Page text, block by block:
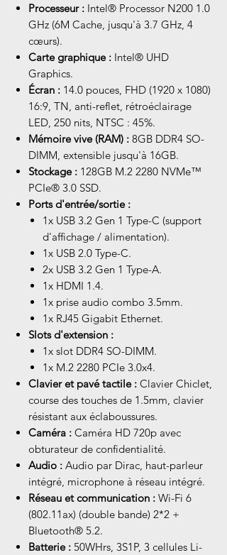
Processeur : Intel® Processor N200 1.0
GHz (6M Cache, jusqu'à 3.7 GHz, 4
cœurs).
Carte graphique : Intel® UHD
Graphics.
Écran : 14.0 pouces, FHD (1920 x 1080)
16:9, TN, anti-reflet, rétroéclairage
LED, 250 nits, NTSC : 45%.
Mémoire vive (RAM) : 8GB DDR4 SO-
DIMM, extensible jusqu'à 16GB.
Stockage : 128GB M.2 2280 NVMe™
PCIe® 3.0 SSD.
Ports d'entrée/sortie :
1x USB 3.2 Gen 1 Type-C (support
d'affichage / alimentation).
1x USB 2.0 Type-C.
2x USB 3.2 Gen 1 Type-A.
1x HDMI 1.4.
1x prise audio combo 3.5mm.
1x RJ45 Gigabit Ethernet.
Slots d'extension :
1x slot DDR4 SO-DIMM.
1x M.2 2280 PCIe 3.0x4.
Clavier et pavé tactile : Clavier Chiclet,
course des touches de 1.5mm, clavier
résistant aux éclaboussures.
Caméra : Caméra HD 720p avec
obturateur de confidentialité.
Audio : Audio par Dirac, haut-parleur
intégré, microphone à réseau intégré.
Réseau et communication : Wi-Fi 6
(802.11ax) (double bande) 2*2 +
Bluetooth® 5.2.
Batterie : 50WHrs, 3S1P, 3 cellules Li-